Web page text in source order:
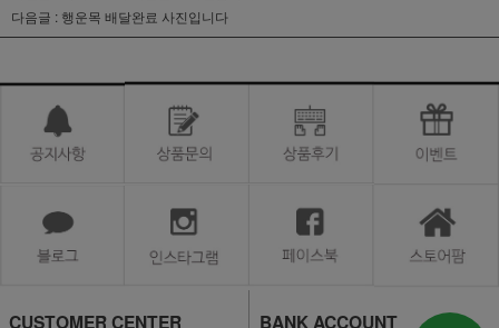
다음글 : 행운목 배달완료 사진입니다
CUSTOMER CENTER BANK ACCOUNT